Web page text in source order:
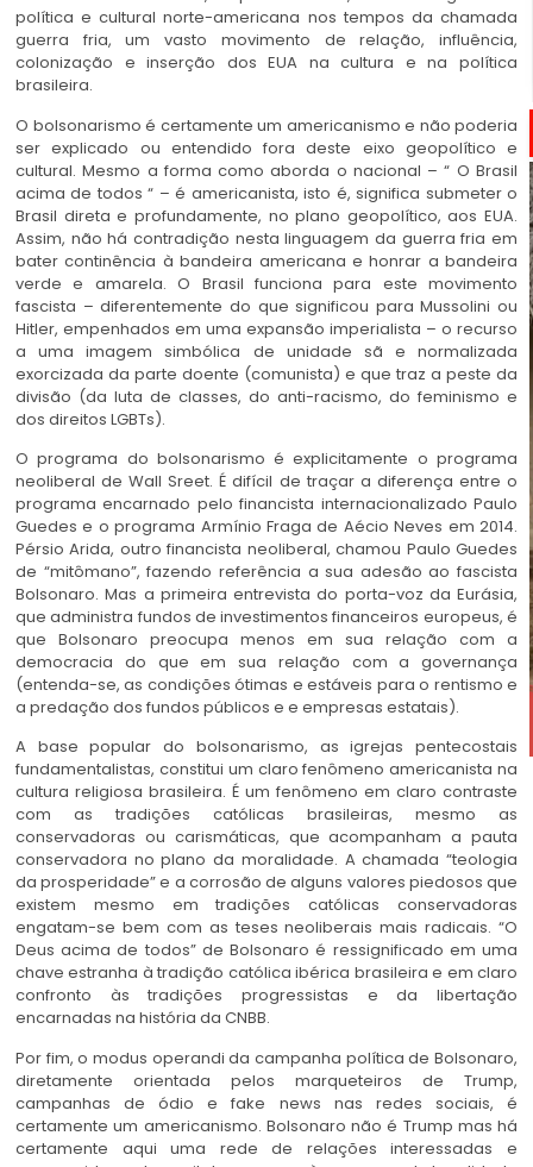
política e cultural norte-americana nos tempos da chamada
guerra fria, um vasto movimento de relação, influência,
colonização e inserção dos EUA na cultura e na política
brasileira.
O bolsonarismo é certamente um americanismo e não poderia
ser explicado ou entendido fora deste eixo geopolítico e
cultural. Mesmo a forma como aborda o nacional – “ O Brasil
acima de todos “ – é americanista, isto é, significa submeter o
Brasil direta e profundamente, no plano geopolítico, aos EUA.
Assim, não há contradição nesta linguagem da guerra fria em
bater continência à bandeira americana e honrar a bandeira
verde e amarela. O Brasil funciona para este movimento
fascista – diferentemente do que significou para Mussolini ou
Hitler, empenhados em uma expansão imperialista – o recurso
a uma imagem simbólica de unidade sã e normalizada
exorcizada da parte doente (comunista) e que traz a peste da
divisão (da luta de classes, do anti-racismo, do feminismo e
dos direitos LGBTs).
O programa do bolsonarismo é explicitamente o programa
neoliberal de Wall Sreet. É difícil de traçar a diferença entre o
programa encarnado pelo financista internacionalizado Paulo
Guedes e o programa Armínio Fraga de Aécio Neves em 2014.
Pérsio Arida, outro financista neoliberal, chamou Paulo Guedes
de “mitômano”, fazendo referência a sua adesão ao fascista
Bolsonaro. Mas a primeira entrevista do porta-voz da Eurásia,
que administra fundos de investimentos financeiros europeus, é
que Bolsonaro preocupa menos em sua relação com a
democracia do que em sua relação com a governança
(entenda-se, as condições ótimas e estáveis para o rentismo e
a predação dos fundos públicos e e empresas estatais).
A base popular do bolsonarismo, as igrejas pentecostais
fundamentalistas, constitui um claro fenômeno americanista na
cultura religiosa brasileira. É um fenômeno em claro contraste
com as tradições católicas brasileiras, mesmo as
conservadoras ou carismáticas, que acompanham a pauta
conservadora no plano da moralidade. A chamada “teologia
da prosperidade” e a corrosão de alguns valores piedosos que
existem mesmo em tradições católicas conservadoras
engatam-se bem com as teses neoliberais mais radicais. “O
Deus acima de todos” de Bolsonaro é ressignificado em uma
chave estranha à tradição católica ibérica brasileira e em claro
confronto às tradições progressistas e da libertação
encarnadas na história da CNBB.
Por fim, o modus operandi da campanha política de Bolsonaro,
diretamente orientada pelos marqueteiros de Trump,
campanhas de ódio e fake news nas redes sociais, é
certamente um americanismo. Bolsonaro não é Trump mas há
certamente aqui uma rede de relações interessadas e